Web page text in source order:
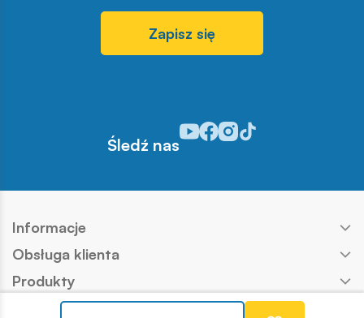
Zapisz się
Śledź nas
Odwiedź nasz profil w serwisie
Odwiedź nasz profil w
Odwiedź nasz profil w
Odwiedź nasz profil w
Informacje
Obsługa klienta
Produkty
Kontakt